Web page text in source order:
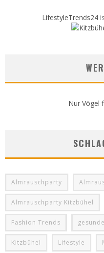
LifestyleTrends24
Nur Vögel
Almrauschparty
Almrauschparty Kitzbühel
Fashion Trends
Kitzbühel Lifestyle